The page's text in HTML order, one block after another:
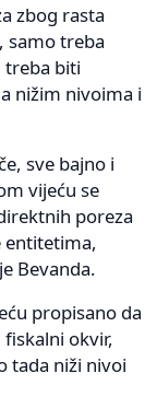
zbog rasta
samo treba
treba biti
nižim nivoima i
sve bajno i
vijeću se
poreza
entitetima,
Bevanda.
propisano da
okvir,
tada niži nivoi